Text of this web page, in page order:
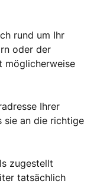
rund um Ihr
oder der
möglicherweise
Ihrer
sie an die richtige
zugestellt
tatsächlich